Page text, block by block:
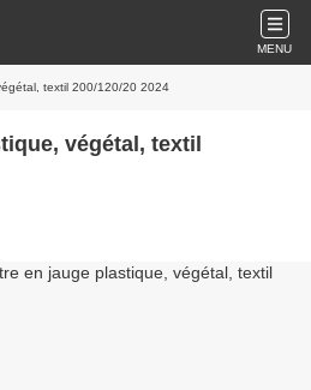
MENU
textil 200/120/20 2024